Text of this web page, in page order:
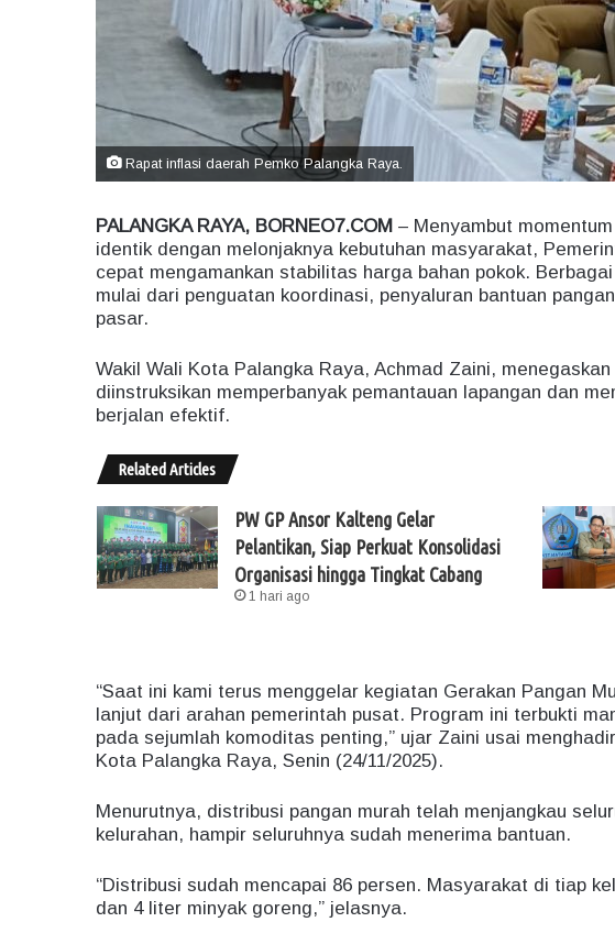
Rapat inflasi daerah Pemko Palangka Raya.
PALANGKA RAYA, BORNEO7.COM – Menyambut
identik dengan melonjaknya kebutuhan masyarakat,
cepat mengamankan stabilitas harga bahan pokok.
mulai dari penguatan koordinasi, penyaluran bantuan
pasar.
Wakil Wali Kota Palangka Raya, Achmad Zaini,
diinstruksikan memperbanyak pemantauan lapangan dan
berjalan efektif.
Related Articles
PW GP Ansor Kalteng Gelar
Pelantikan, Siap Perkuat Konsolidasi
Organisasi hingga Tingkat Cabang
1 hari ago
“Saat ini kami terus menggelar kegiatan Gerakan Pangan
lanjut dari arahan pemerintah pusat. Program ini terbukti
pada sejumlah komoditas penting,” ujar Zaini usai
Kota Palangka Raya, Senin (24/11/2025).
Menurutnya, distribusi pangan murah telah menjangkau
kelurahan, hampir seluruhnya sudah menerima bantuan.
“Distribusi sudah mencapai 86 persen. Masyarakat di tiap
dan 4 liter minyak goreng,” jelasnya.